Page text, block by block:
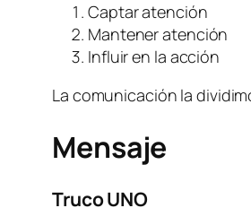
Captar atención
Mantener atención
Influir en la acción
La comunicación la
Mensaje
Truco UNO